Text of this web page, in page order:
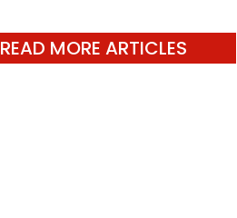
READ MORE ARTICLES